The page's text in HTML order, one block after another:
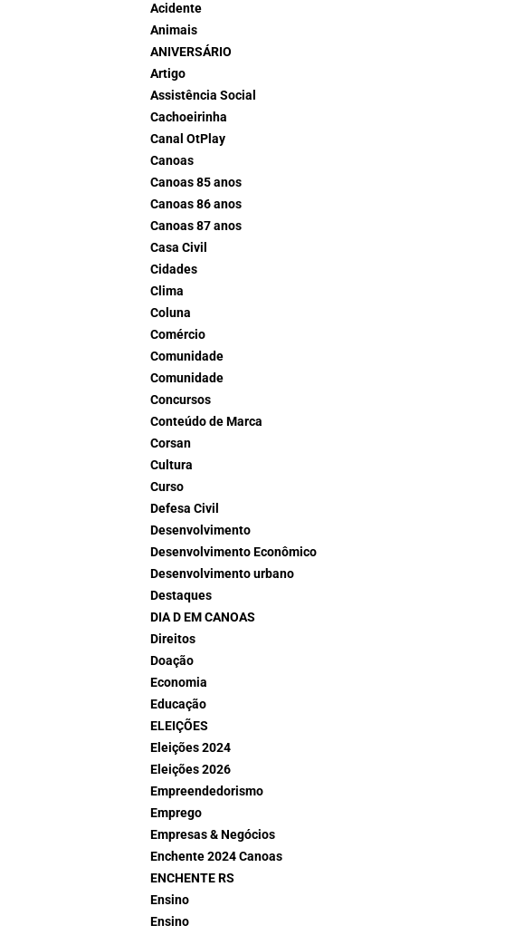
Acidente
Animais
ANIVERSÁRIO
Artigo
Assistência Social
Cachoeirinha
Canal OtPlay
Canoas
Canoas 85 anos
Canoas 86 anos
Canoas 87 anos
Casa Civil
Cidades
Clima
Coluna
Comércio
Comunidade
Comunidade
Concursos
Conteúdo de Marca
Corsan
Cultura
Curso
Defesa Civil
Desenvolvimento
Desenvolvimento Econômico
Desenvolvimento urbano
Destaques
DIA D EM CANOAS
Direitos
Doação
Economia
Educação
ELEIÇÕES
Eleições 2024
Eleições 2026
Empreendedorismo
Emprego
Empresas & Negócios
Enchente 2024 Canoas
ENCHENTE RS
Ensino
Ensino